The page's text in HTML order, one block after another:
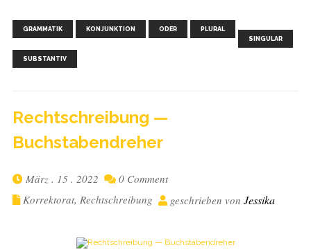
GRAMMATIK KONJUNKTION ODER PLURAL
SINGULAR
SUBSTANTIV
Recht­schrei­bung —
Buchstabendreher
März . 15 . 2022
0 Comment
Korrektorat, Rechtschreibung geschrieben von Jessika